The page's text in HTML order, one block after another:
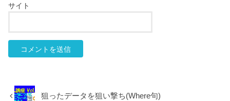
サイト
狙ったデータを狙い撃ち(Where句)